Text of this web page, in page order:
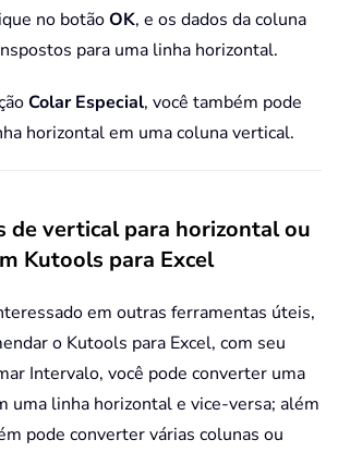
no botãoOK, e os dados da coluna
para uma linha horizontal.
Colar Especial, você também pode
horizontal em uma coluna vertical.
de vertical para horizontal ou
Kutools para Excel
em outras ferramentas úteis,
o Kutools para Excel, com seu
Intervalo, você pode converter uma
uma linha horizontal e vice-versa; além
pode converter várias colunas ou